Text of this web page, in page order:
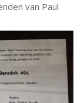
van Paul